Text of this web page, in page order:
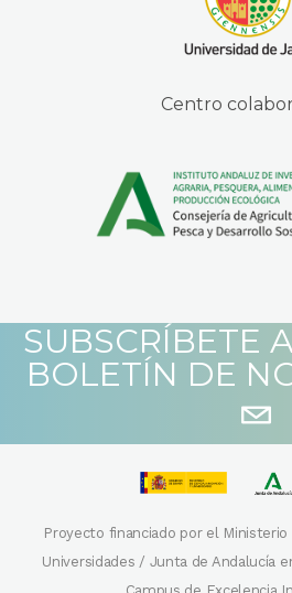
Centro
SUBSCRÍBETE
BOLETÍN DE
Proyecto financiado por el Ministerio
Universidades / Junta de Andalucía